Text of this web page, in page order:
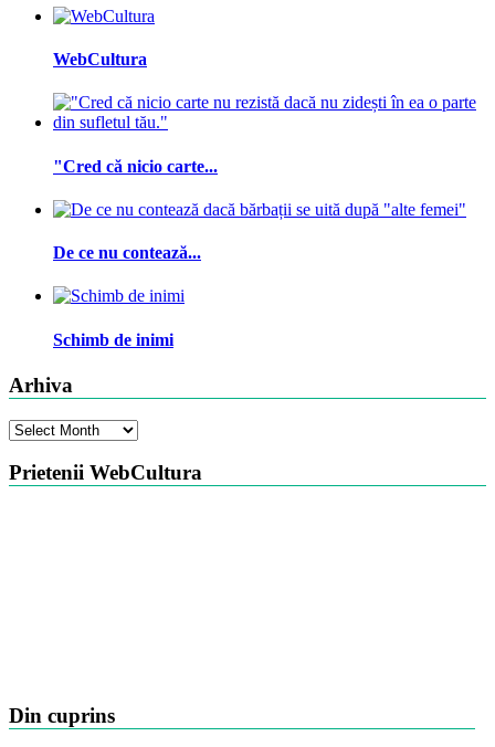
WebCultura
"Cred că nicio carte...
De ce nu contează...
Schimb de inimi
Arhiva
Arhiva
Prietenii WebCultura
Din cuprins